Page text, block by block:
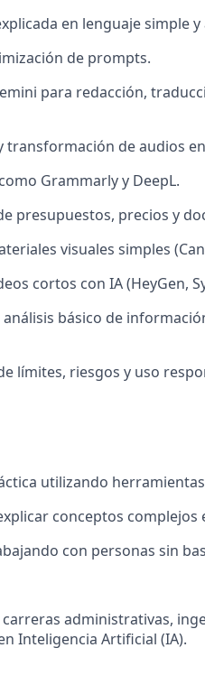
en lenguaje simple
de prompts.
para redacción,
transformación de audios
Grammarly y DeepL.
presupuestos, precios y
visuales simples
cortos con IA (HeyGen,
análisis básico de
límites, riesgos y uso
utilizando
conceptos complejos
con personas sin
administrativas,
Inteligencia Artificial (IA).